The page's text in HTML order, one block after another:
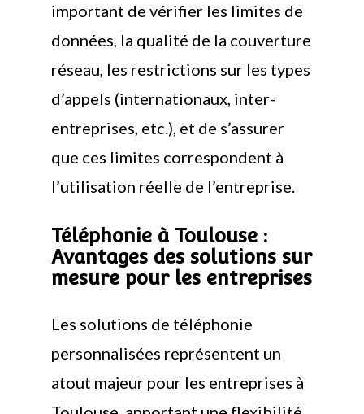
important de vérifier les limites de
données, la qualité de la couverture
réseau, les restrictions sur les types
d’appels (internationaux, inter-
entreprises, etc.), et de s’assurer
que ces limites correspondent à
l’utilisation réelle de l’entreprise.
Téléphonie à Toulouse :
Avantages des solutions sur
mesure pour les entreprises
Les solutions de téléphonie
personnalisées représentent un
atout majeur pour les entreprises à